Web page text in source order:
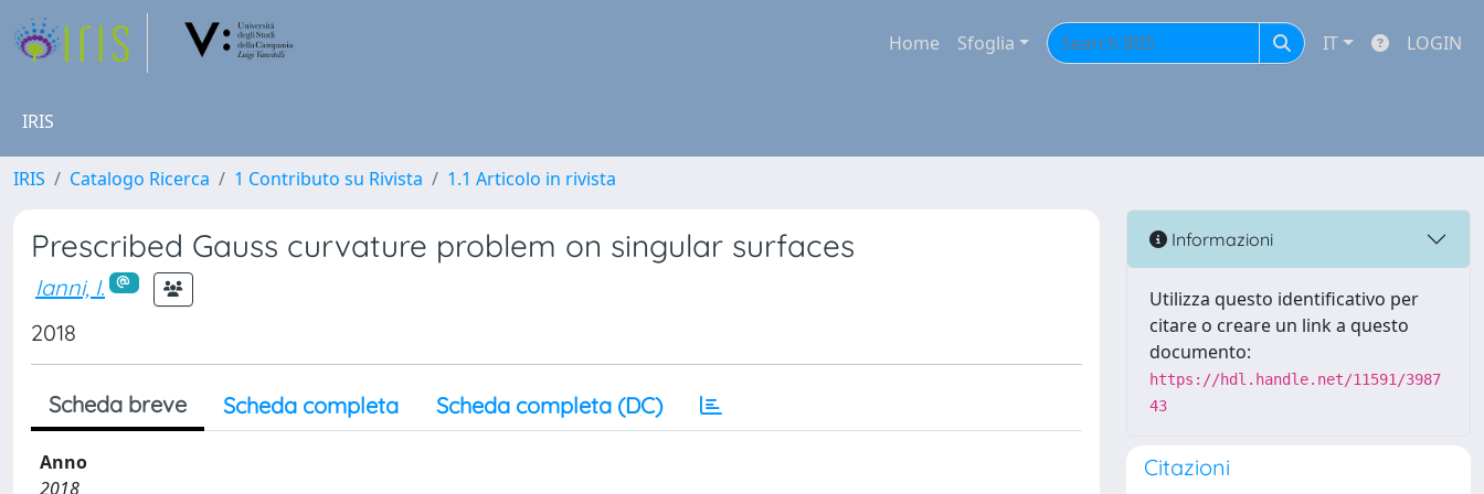
Home Sfoglia IT LOGIN
IRIS
IRIS Catalogo Ricerca 1 Contributo su Rivista 1.1 Articolo in rivista
Prescribed Gauss curvature problem on singular surfaces
Ianni, I.
2018
Scheda breve Scheda completa Scheda completa (DC)
Anno
2018
Informazioni
Utilizza questo identificativo per
citare o creare un link a questo
documento:
https://hdl.handle.net/11591/3987
43
Citazioni